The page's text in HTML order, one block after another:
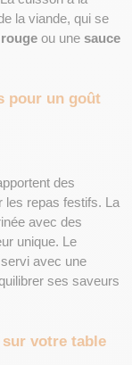
la viande, qui se
ou une sauce
pour un goût
des
les repas festifs. La
ses saveurs
votre table